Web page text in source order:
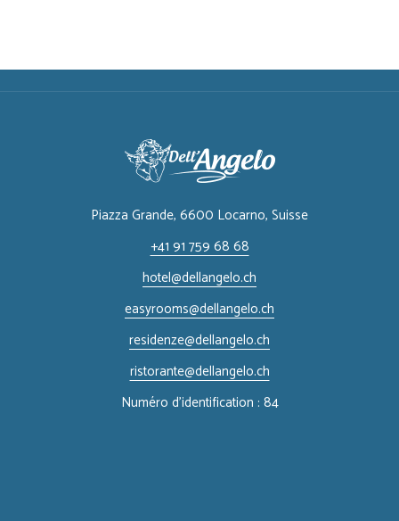
Piazza Grande, 6600 Locarno, ​Suisse
+41 91 759 68 68
hotel@dellangelo.ch
easyrooms@dellangelo.ch
residenze@dellangelo.ch
ristorante@dellangelo.ch
Numéro d'identification : 84